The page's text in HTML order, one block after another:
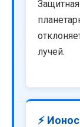
лучей.
⚡